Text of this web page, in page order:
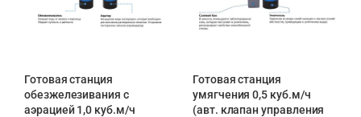
Готовая станция
обезжелезивания c
аэрацией 1,0 куб.м/ч
Готовая станция
умягчения 0,5 куб.м/ч
(авт. клапан управления